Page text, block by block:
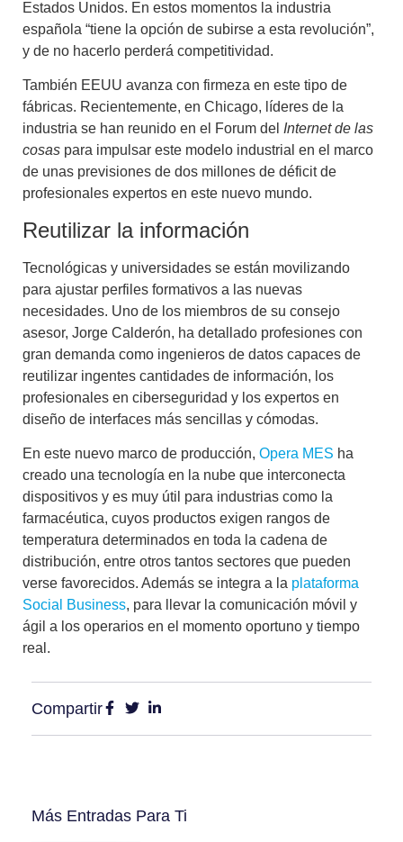
Estados Unidos. En estos momentos la industria
española “tiene la opción de subirse a esta revolución”,
y de no hacerlo perderá competitividad.
También EEUU avanza con firmeza en este tipo de
fábricas. Recientemente, en Chicago, líderes de la
industria se han reunido en el Forum del Internet de las
cosas para impulsar este modelo industrial en el marco
de unas previsiones de dos millones de déficit de
profesionales expertos en este nuevo mundo.
Reutilizar la información
Tecnológicas y universidades se están movilizando
para ajustar perfiles formativos a las nuevas
necesidades. Uno de los miembros de su consejo
asesor, Jorge Calderón, ha detallado profesiones con
gran demanda como ingenieros de datos capaces de
reutilizar ingentes cantidades de información, los
profesionales en ciberseguridad y los expertos en
diseño de interfaces más sencillas y cómodas.
En este nuevo marco de producción, Opera MES ha
creado una tecnología en la nube que interconecta
dispositivos y es muy útil para industrias como la
farmacéutica, cuyos productos exigen rangos de
temperatura determinados en toda la cadena de
distribución, entre otros tantos sectores que pueden
verse favorecidos. Además se integra a la plataforma
Social Business, para llevar la comunicación móvil y
ágil a los operarios en el momento oportuno y tiempo
real.
Compartir
Más Entradas Para Ti